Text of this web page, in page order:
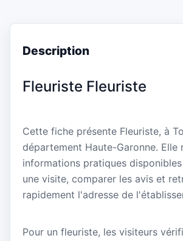
Description
Fleuriste Fleuriste
Cette fiche présente Fleuriste, à
département Haute-Garonne. Elle
informations pratiques
une visite, comparer les avis et
rapidement l'adresse de
Pour un fleuriste, les visiteurs